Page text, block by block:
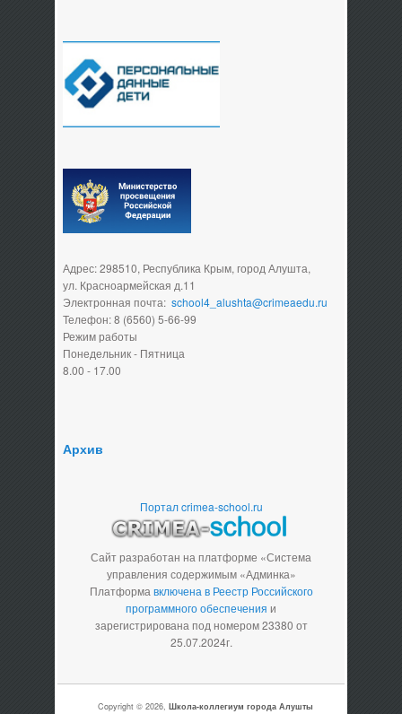
Адрес: 298510, Республика Крым, город Алушта,
ул. Красноармейская д.11
Электронная почта:school4_alushta@crimeaedu.ru
Телефон: 8 (6560) 5-66-99
Режим работы
Понедельник - Пятница
8.00 - 17.00
Архив
Портал crimea-school.ru
Сайт разработан на платформе «Система
управления содержимым «Админка»
Платформа включена в Реестр Российского
программного обеспечения и
зарегистрирована под номером 23380 от
25.07.2024г.
Copyright © 2026, Школа-коллегиум города Алушты